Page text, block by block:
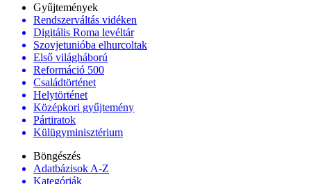
Gyűjtemények
Rendszerváltás vidéken
Digitális Roma levéltár
Szovjetunióba elhurcoltak
Első világháború
Reformáció 500
Családtörténet
Helytörténet
Középkori gyűjtemény
Pártiratok
Külügyminisztérium
Böngészés
Adatbázisok A-Z
Kategóriák